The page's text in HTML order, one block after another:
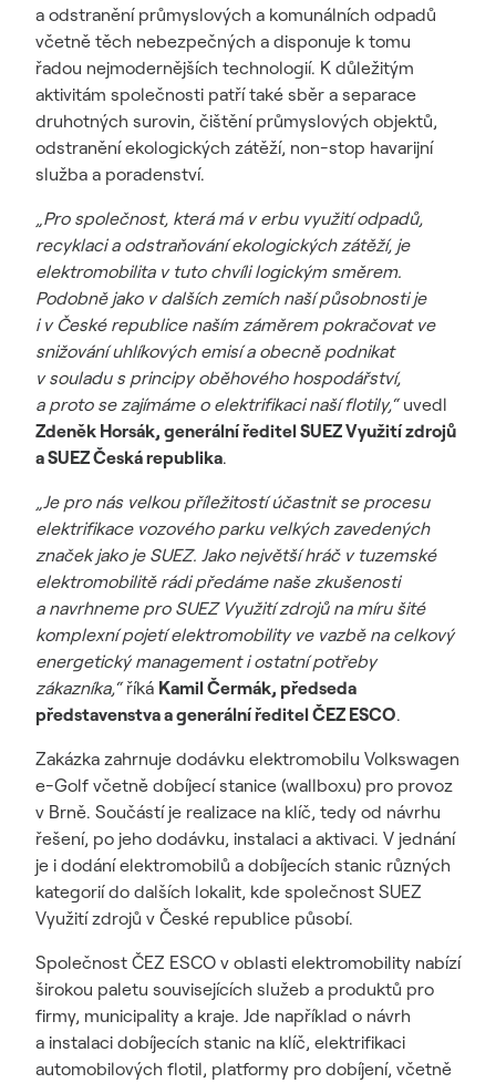
a odstranění průmyslových a komunálních odpadů
včetně těch nebezpečných a disponuje k tomu
řadou nejmodernějších technologií. K důležitým
aktivitám společnosti patří také sběr a separace
druhotných surovin, čištění průmyslových objektů,
odstranění ekologických zátěží, non-stop havarijní
služba a poradenství.
„Pro společnost, která má v erbu využití odpadů,
recyklaci a odstraňování ekologických zátěží, je
elektromobilita v tuto chvíli logickým směrem.
Podobně jako v dalších zemích naší působnosti je
i v České republice naším záměrem pokračovat ve
snižování uhlíkových emisí a obecně podnikat
v souladu s principy oběhového hospodářství,
a proto se zajímáme o elektrifikaci naší flotily,“uvedl
Zdeněk Horsák, generální ředitel SUEZ Využití zdrojů
a SUEZ Česká republika.
„Je pro nás velkou příležitostí účastnit se procesu
elektrifikace vozového parku velkých zavedených
značek jako je SUEZ. Jako největší hráč v tuzemské
elektromobilitě rádi předáme naše zkušenosti
a navrhneme pro SUEZ Využití zdrojů na míru šité
komplexní pojetí elektromobility ve vazbě na celkový
energetický management i ostatní potřeby
zákazníka,“říká Kamil Čermák, předseda
představenstva a generální ředitel ČEZ ESCO.
Zakázka zahrnuje dodávku elektromobilu Volkswagen
e-Golf včetně dobíjecí stanice (wallboxu) pro provoz
v Brně. Součástí je realizace na klíč, tedy od návrhu
řešení, po jeho dodávku, instalaci a aktivaci. V jednání
je i dodání elektromobilů a dobíjecích stanic různých
kategorií do dalších lokalit, kde společnost SUEZ
Využití zdrojů v České republice působí.
Společnost ČEZ ESCO v oblasti elektromobility nabízí
širokou paletu souvisejících služeb a produktů pro
firmy, municipality a kraje. Jde například o návrh
a instalaci dobíjecích stanic na klíč, elektrifikaci
automobilových flotil, platformy pro dobíjení, včetně